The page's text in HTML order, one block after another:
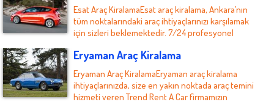
Esat Araç KiralamaEsat araç kiralama, Ankara’nın
tüm noktalarındaki araç ihtiyaçlarınızı karşılamak
için sizleri beklemektedir. 7/24 profesyonel
Eryaman Araç Kiralama
Eryaman Araç KiralamaEryaman araç kiralama
ihtiyaçlarınızda, size en yakın noktada araç temini
hizmeti veren Trend Rent A Car firmamızın